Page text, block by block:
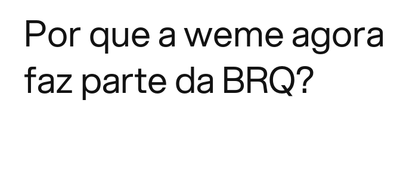
Por que a weme agora
faz parte da BRQ?